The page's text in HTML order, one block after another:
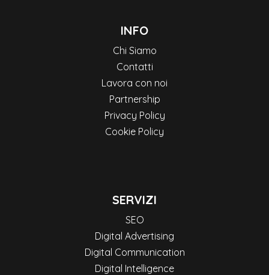
INFO
Chi Siamo
Contatti
Lavora con noi
Partnership
Privacy Policy
Cookie Policy
SERVIZI
SEO
Digital Advertising
Digital Communication
Digital Intelligence